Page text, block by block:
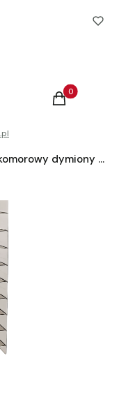
się Produkty w
Koszyk
Poliwęglan komorowy dymiony brąz